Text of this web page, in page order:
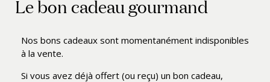
Le bon cadeau gourmand
Nos bons cadeaux sont momentanément indisponibles
à la vente.
Si vous avez déjà offert (ou reçu) un bon cadeau,